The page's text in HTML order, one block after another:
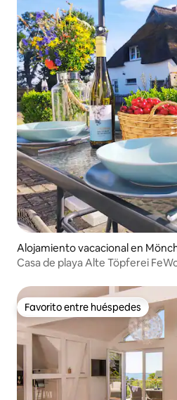
Alojamiento vacacional en
Casa de playa Alte Töpferei
Favorito entre huéspedes
Favorito entre huéspedes